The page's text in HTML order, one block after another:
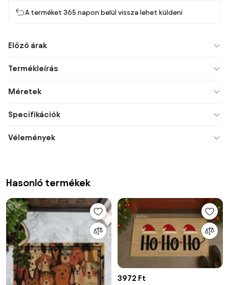
A terméket 365 napon belül vissza lehet küldeni
Előző árak
Termékleírás
Méretek
Specifikációk
Vélemények
Hasonló termékek
3972 Ft